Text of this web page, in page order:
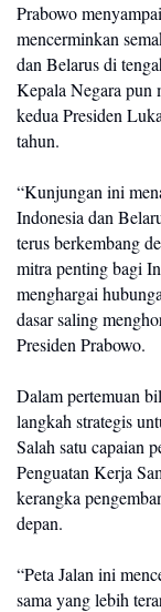
Prabowo
mencerminkan
dan Belarus di
Kepala Negara pun
kedua Presiden
tahun.
“Kunjungan ini
Indonesia dan
terus berkembang
mitra penting bagi
menghargai
dasar saling
Presiden Prabowo.
Dalam pertemuan
langkah strategis
Salah satu capaian
Penguatan Kerja
kerangka
depan.
“Peta Jalan ini
sama yang lebih